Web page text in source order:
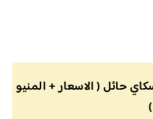
حائل ( الاسعار + المنيو